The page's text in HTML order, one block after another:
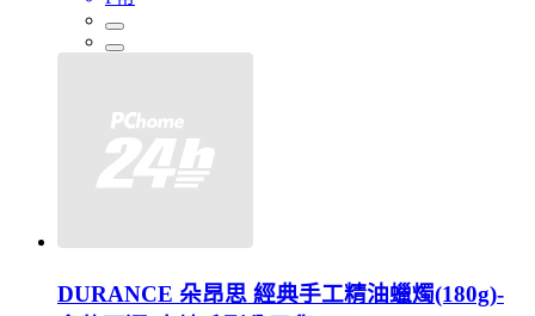
DURANCE 朵昂思 經典手工精油蠟燭(180g)-